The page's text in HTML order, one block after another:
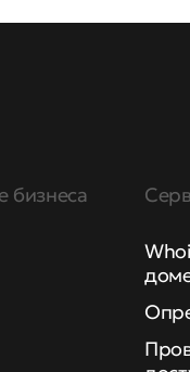
бизнеса